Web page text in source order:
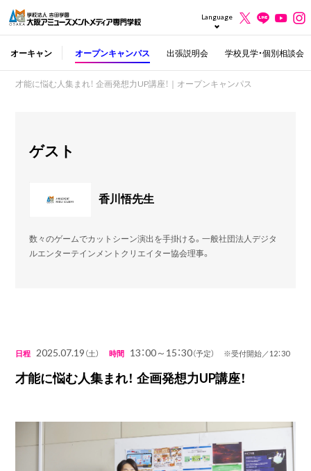
Language
オーキャン オープンキャンパス 出張説明会 学校見学・個別相談会
才能に悩む人集まれ！ 企画発想力UP講座！｜オープンキャンパス
ゲスト
香川悟先生
数々のゲームでカットシーン演出を手掛ける。一般社団法人デジタ
ルエンターテインメントクリエイター協会理事。
日程 2025.07.19（土） 時間 13：00～15：30（予定） ※受付開始／12：30
才能に悩む人集まれ！ 企画発想力UP講座！